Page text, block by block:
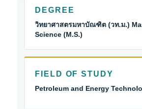
DEGREE
วิทยาศาสตรมหาบัณฑิต (วท.ม.)
Science (M.S.)
FIELD OF STUDY
Petroleum and Energy